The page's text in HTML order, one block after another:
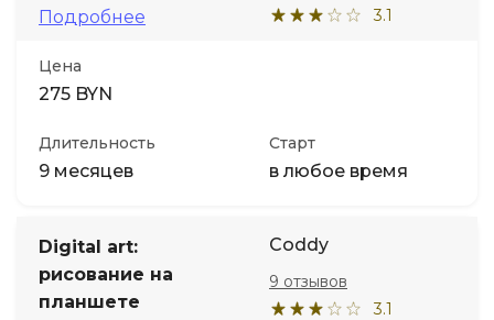
Подробнее
3.1
Цена
275 BYN
Длительность
9 месяцев
Старт
в любое время
Digital art:
рисование на
планшете
Coddy
3.1
9 отзывов